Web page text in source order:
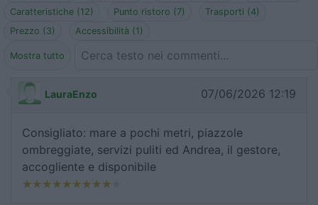
Caratteristiche (12)
Punto ristoro (7)
Trasporti (4)
Prezzo (3)
Accessibilità (1)
Mostra tutto
LauraEnzo 07/06/2026 12:19
Consigliato: mare a pochi metri, piazzole
ombreggiate, servizi puliti ed Andrea, il gestore,
accogliente e disponibile